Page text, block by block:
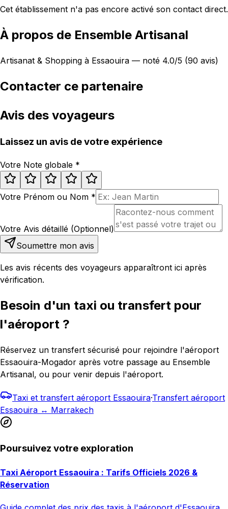
Cet établissement n'a pas encore activé son contact direct.
À propos de Ensemble Artisanal
Artisanat & Shopping à Essaouira — noté 4.0/5 (90 avis)
Contacter ce partenaire
Avis des voyageurs
Laissez un avis de votre expérience
Votre Note globale *
Votre Prénom ou Nom *
Votre Avis détaillé (Optionnel)
Soumettre mon avis
Les avis récents des voyageurs apparaîtront ici après
vérification.
Besoin d'un taxi ou transfert pour
l'aéroport ?
Réservez un transfert sécurisé pour rejoindre l'aéroport
Essaouira-Mogador après votre passage au Ensemble
Artisanal, ou pour venir depuis l'aéroport.
Taxi et transfert aéroport Essaouira·Transfert aéroport
Essaouira ↔ Marrakech
Poursuivez votre exploration
Taxi Aéroport Essaouira : Tarifs Officiels 2026 &
Réservation